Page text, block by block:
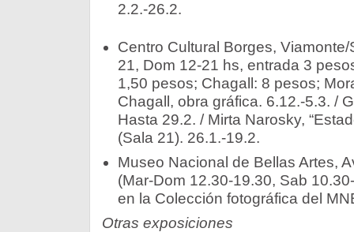
2.2.-26.2.
Centro Cultural Borges,
21, Dom 12-21 hs, entrada 3
1,50 pesos; Chagall: 8 pesos;
Chagall, obra gráfica. 6.12.-5.3. /
Hasta 29.2. / Mirta Narosky,
(Sala 21). 26.1.-19.2.
Museo Nacional de Bellas Artes,
(Mar-Dom 12.30-19.30, Sab
en la Colección fotográfica del
Otras exposiciones